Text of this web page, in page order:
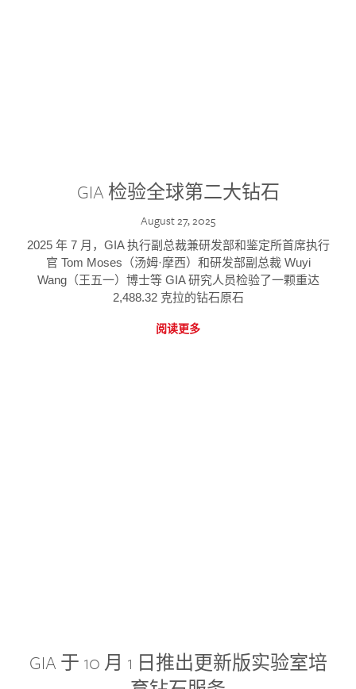
GIA 检验全球第二大钻石
August 27, 2025
2025 年 7 月，GIA 执行副总裁兼研发部和鉴定所首席执行
官 Tom Moses（汤姆·摩西）和研发部副总裁 Wuyi
Wang（王五一）博士等 GIA 研究人员检验了一颗重达
2,488.32 克拉的钻石原石
阅读更多
GIA 于 10 月 1 日推出更新版实验室培